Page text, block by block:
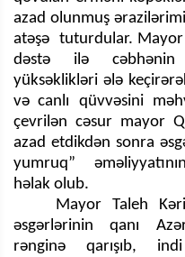
azad olunmuş
atəşə tuturdular. Mayor
dəstə ilə cəbhənin
yüksəklikləri ələ
və canlı qüvvəsini
çevrilən cəsur mayor
azad etdikdən sonra
yumruq”
həlak olub.
Mayor Taleh
əsgərlərinin qanı
rənginə qarışıb,